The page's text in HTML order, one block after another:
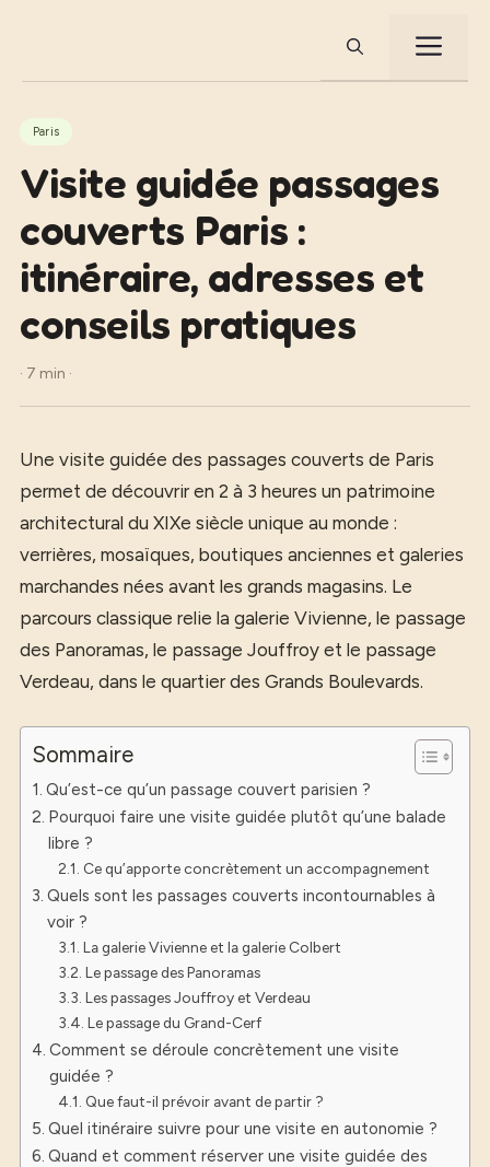
Paris
Visite guidée passages
couverts Paris :
itinéraire, adresses et
conseils pratiques
· 7 min ·
Une visite guidée des passages couverts de Paris
permet de découvrir en 2 à 3 heures un patrimoine
architectural du XIXe siècle unique au monde :
verrières, mosaïques, boutiques anciennes et galeries
marchandes nées avant les grands magasins. Le
parcours classique relie la galerie Vivienne, le passage
des Panoramas, le passage Jouffroy et le passage
Verdeau, dans le quartier des Grands Boulevards.
Sommaire
Qu’est-ce qu’un passage couvert parisien ?
Pourquoi faire une visite guidée plutôt qu’une balade
libre ?
Ce qu’apporte concrètement un accompagnement
Quels sont les passages couverts incontournables à
voir ?
La galerie Vivienne et la galerie Colbert
Le passage des Panoramas
Les passages Jouffroy et Verdeau
Le passage du Grand-Cerf
Comment se déroule concrètement une visite
guidée ?
Que faut-il prévoir avant de partir ?
Quel itinéraire suivre pour une visite en autonomie ?
Quand et comment réserver une visite guidée des